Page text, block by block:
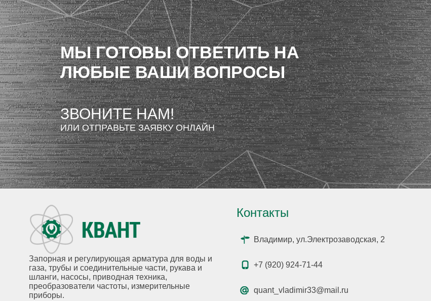
МЫ ГОТОВЫ ОТВЕТИТЬ НА
ЛЮБЫЕ ВАШИ ВОПРОСЫ
ЗВОНИТЕ НАМ!
ИЛИ ОТПРАВЬТЕ ЗАЯВКУ ОНЛАЙН
Запорная и регулирующая арматура для воды и
газа, трубы и соединительные части, рукава и
шланги, насосы, приводная техника,
преобразователи частоты, измерительные
приборы.
Контакты
Владимир, ул.Электрозаводская, 2
+7 (920) 924-71-44
quant_vladimir33@mail.ru